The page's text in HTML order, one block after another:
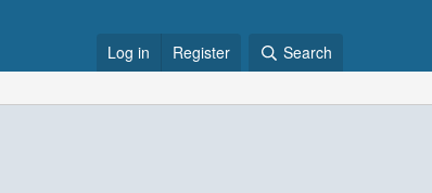
Log in Register Search